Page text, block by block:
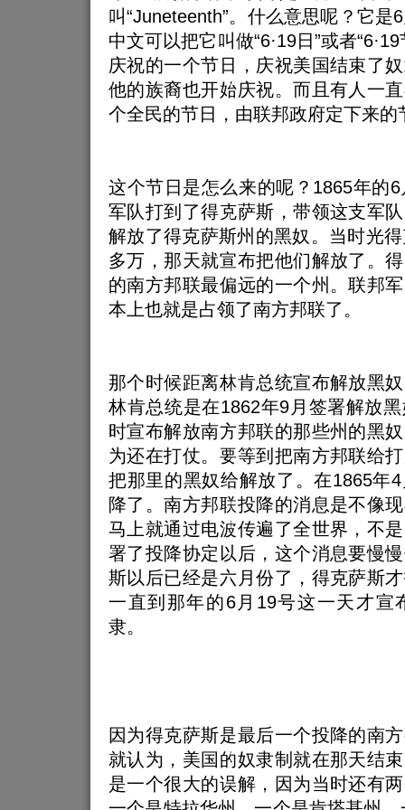
叫“Juneteenth”。什么意思呢？它是
中文可以把它叫做“6·19日”或者
庆祝的一个节日，庆祝美国结束了
他的族裔也开始庆祝。而且有人一
个全民的节日，由联邦政府定下来的
这个节日是怎么来的呢？1865年的
军队打到了得克萨斯，带领这支军
解放了得克萨斯州的黑奴。当时光
多万，那天就宣布把他们解放了。
的南方邦联最偏远的一个州。联邦
本上也就是占领了南方邦联了。
那个时候距离林肯总统宣布解放黑
林肯总统是在1862年9月签署解放
时宣布解放南方邦联的那些州的黑
为还在打仗。要等到把南方邦联给
把那里的黑奴给解放了。在1865年
降了。南方邦联投降的消息是不像
马上就通过电波传遍了全世界，不
署了投降协定以后，这个消息要慢
斯以后已经是六月份了，得克萨斯
一直到那年的6月19号这一天才宣
隶。
因为得克萨斯是最后一个投降的南
就认为，美国的奴隶制就在那天结
是一个很大的误解，因为当时还有